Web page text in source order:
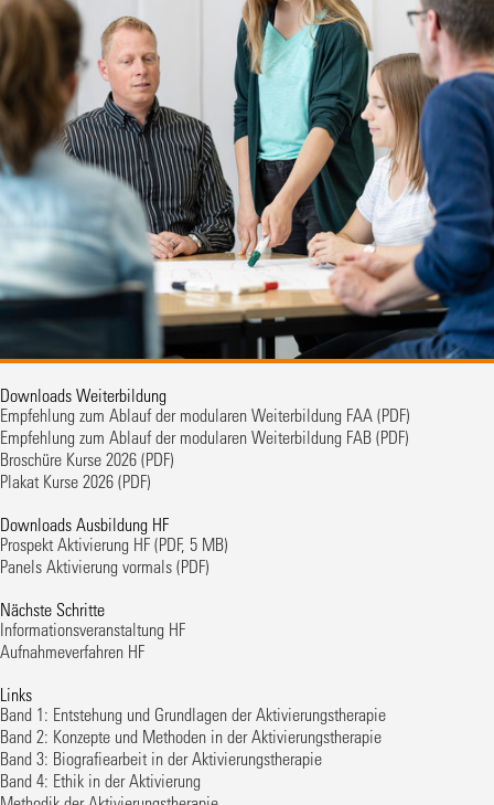
Downloads Weiterbildung
Empfehlung zum Ablauf der modularen Weiterbildung FAA (PDF)
Empfehlung zum Ablauf der modularen Weiterbildung FAB (PDF)
Broschüre Kurse 2026 (PDF)
Plakat Kurse 2026 (PDF)
Downloads Ausbildung HF
Prospekt Aktivierung HF (PDF, 5 MB)
Panels Aktivierung vormals (PDF)
Nächste Schritte
Informationsveranstaltung HF
Aufnahmeverfahren HF
Links
Band 1: Entstehung und Grundlagen der Aktivierungstherapie
Band 2: Konzepte und Methoden in der Aktivierungstherapie
Band 3: Biografiearbeit in der Aktivierungstherapie
Band 4: Ethik in der Aktivierung